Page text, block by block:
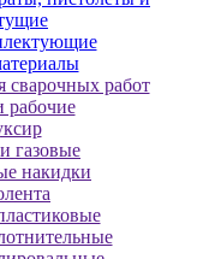
сварочных работ
рабочие
газовые
накидки